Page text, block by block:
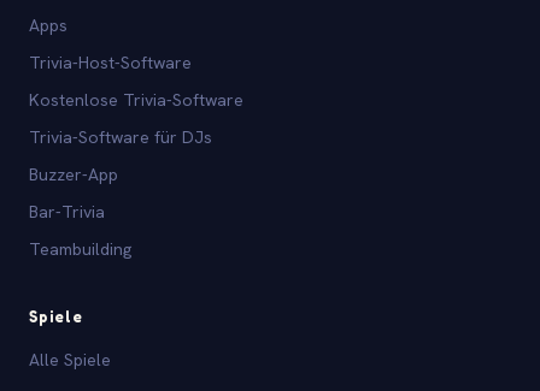
Apps
Trivia-Host-Software
Kostenlose Trivia-Software
Trivia-Software für DJs
Buzzer-App
Bar-Trivia
Teambuilding
Spiele
Alle Spiele